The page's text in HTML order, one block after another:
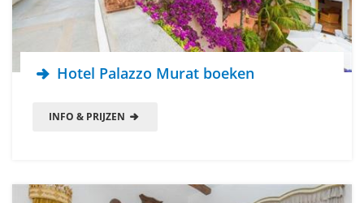
Hotel Palazzo Murat boeken
INFO & PRIJZEN